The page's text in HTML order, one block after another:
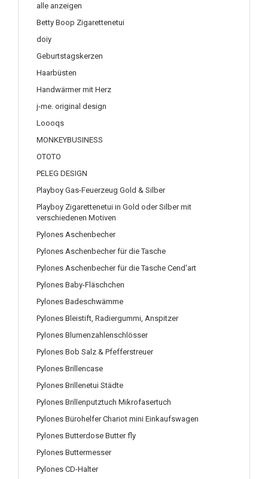
alle anzeigen
Betty Boop Zigarettenetui
doiy
Geburtstagskerzen
Haarbüsten
Handwärmer mit Herz
j-me. original design
Loooqs
MONKEYBUSINESS
OTOTO
PELEG DESIGN
Playboy Gas-Feuerzeug Gold & Silber
Playboy Zigarettenetui in Gold oder Silber mit
verschiedenen Motiven
Pylones Aschenbecher
Pylones Aschenbecher für die Tasche
Pylones Aschenbecher für die Tasche Cend'art
Pylones Baby-Fläschchen
Pylones Badeschwämme
Pylones Bleistift, Radiergummi, Anspitzer
Pylones Blumenzahlenschlösser
Pylones Bob Salz & Pfefferstreuer
Pylones Brillencase
Pylones Brillenetui Städte
Pylones Brillenputztuch Mikrofasertuch
Pylones Bürohelfer Chariot mini Einkaufswagen
Pylones Butterdose Butter fly
Pylones Buttermesser
Pylones CD-Halter